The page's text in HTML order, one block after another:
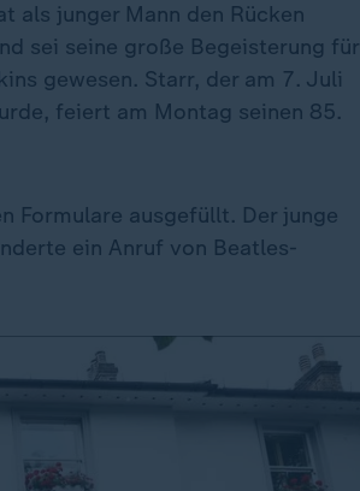
als junger Mann den Rücken
sei seine große Begeisterung für
gewesen. Starr, der am 7. Juli
feiert am Montag seinen 85.
Formulare ausgefüllt. Der junge
ein Anruf von Beatles-